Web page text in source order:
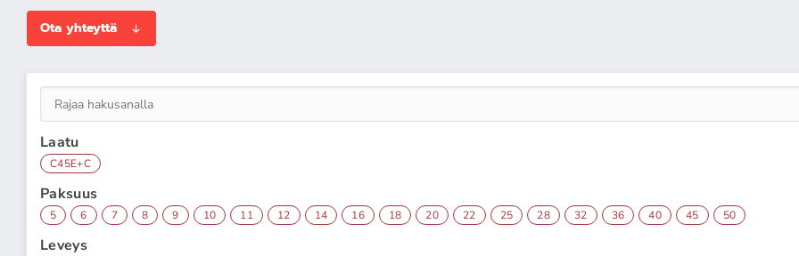
Ota yhteyttä
Laatu
C45E+C
Paksuus
5 6 7 8 9 10 11 12 14 16 18 20 22 25 28 32 36 40 45 50
Leveys